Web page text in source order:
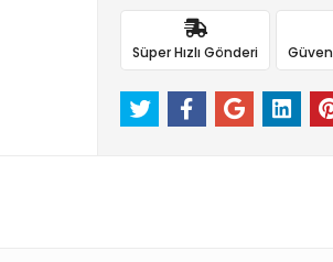
Süper Hızlı Gönderi